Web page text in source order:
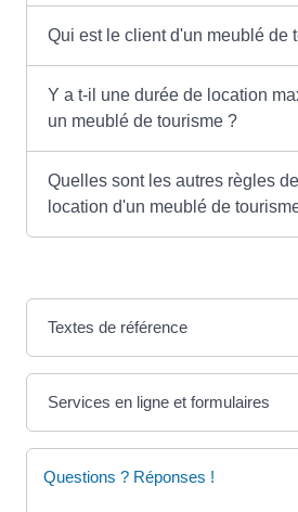
Qui est le client d'un meublé de
Y a t-il une durée de location
un meublé de tourisme ?
Quelles sont les autres règles
location d'un meublé de
Textes de référence
Services en ligne et formulaires
Questions ? Réponses !